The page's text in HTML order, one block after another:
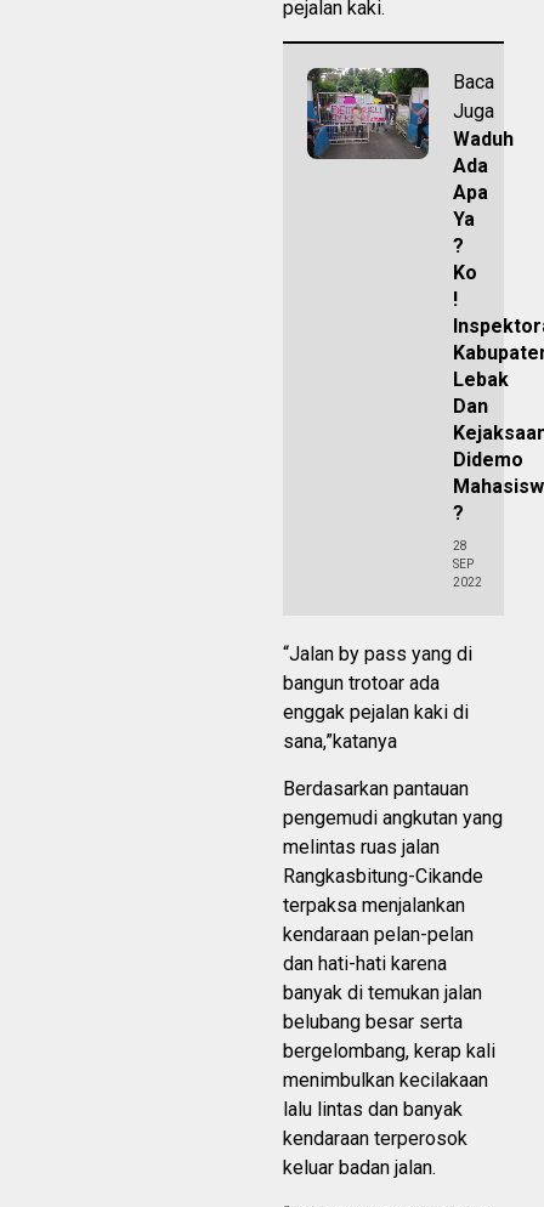
pejalan kaki.
Baca
Juga
Waduh
Ada
Apa
Ya
?
Ko
!
Lebak
Dan
Didemo
?
28
SEP
2022
“Jalan by pass yang di
bangun trotoar ada
enggak pejalan kaki di
sana,”katanya
Berdasarkan pantauan
pengemudi angkutan yang
melintas ruas jalan
Rangkasbitung-Cikande
terpaksa menjalankan
kendaraan pelan-pelan
dan hati-hati karena
banyak di temukan jalan
belubang besar serta
bergelombang, kerap kali
menimbulkan kecilakaan
lalu lintas dan banyak
kendaraan terperosok
keluar badan jalan.